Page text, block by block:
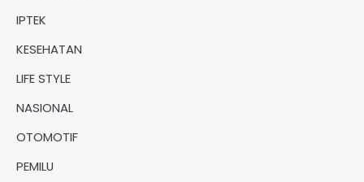
IPTEK
KESEHATAN
LIFE STYLE
NASIONAL
OTOMOTIF
PEMILU